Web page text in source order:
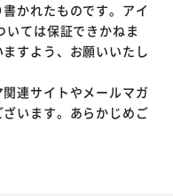
かれたものです。アイ
いては保証できかねま
すよう、お願いいたし
連サイトやメールマガ
います。あらかじめご